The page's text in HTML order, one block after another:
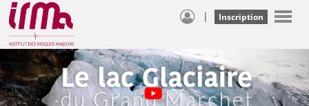
| Inscription